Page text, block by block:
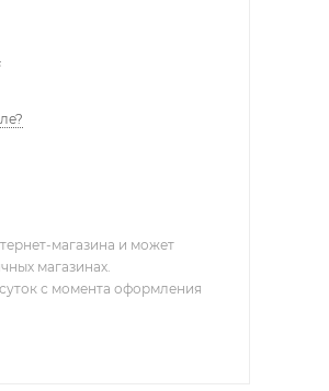
магазина и может
магазинах.
с момента оформления